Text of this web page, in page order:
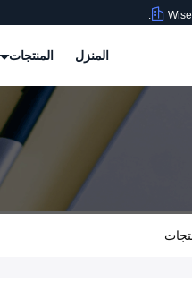
المنزل المنتجات